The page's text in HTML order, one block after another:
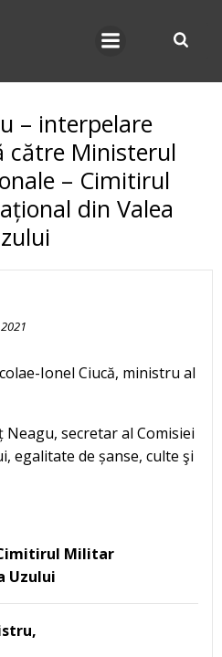
– interpelare
către Ministerul
– Cimitirul
din Valea
Ionel Ciucă, ministru al
Neagu, secretar al Comisiei
egalitate de șanse, culte şi
Militar
Uzului